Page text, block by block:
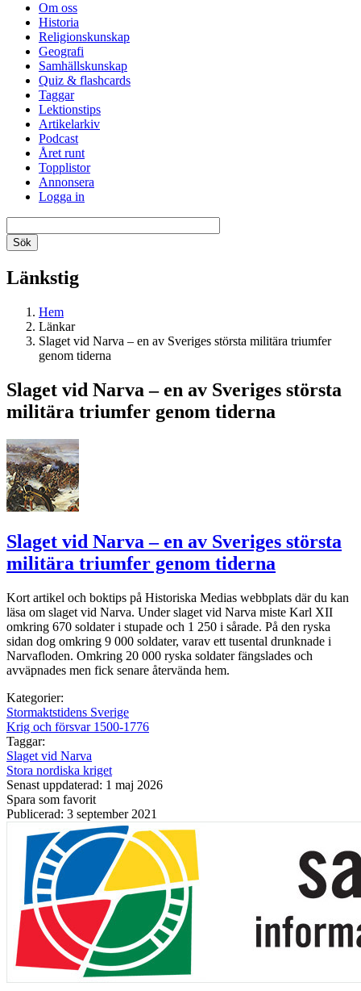
Om oss
Historia
Religionskunskap
Geografi
Samhällskunskap
Quiz & flashcards
Taggar
Lektionstips
Artikelarkiv
Podcast
Året runt
Topplistor
Annonsera
Logga in
Länkstig
Hem
Länkar
Slaget vid Narva – en av Sveriges största militära triumfer
genom tiderna
Slaget vid Narva – en av Sveriges största
militära triumfer genom tiderna
Slaget vid Narva – en av Sveriges största
militära triumfer genom tiderna
Kort artikel och boktips på Historiska Medias webbplats där du kan
läsa om slaget vid Narva. Under slaget vid Narva miste Karl XII
omkring 670 soldater i stupade och 1 250 i sårade. På den ryska
sidan dog omkring 9 000 soldater, varav ett tusental drunknade i
Narvafloden. Omkring 20 000 ryska soldater fängslades och
avväpnades men fick senare återvända hem.
Kategorier:
Stormaktstidens Sverige
Krig och försvar 1500-1776
Taggar:
Slaget vid Narva
Stora nordiska kriget
Senast uppdaterad: 1 maj 2026
Spara som favorit
Publicerad: 3 september 2021